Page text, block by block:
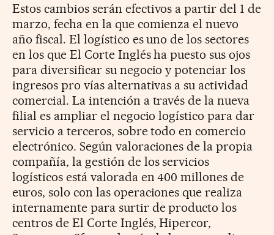
Estos cambios serán efectivos a partir del 1 de
marzo, fecha en la que comienza el nuevo
año fiscal. El logístico es uno de los sectores
en los que El Corte Inglés ha puesto sus ojos
para diversificar su negocio y potenciar los
ingresos pro vías alternativas a su actividad
comercial. La intención a través de la nueva
filial es ampliar el negocio logístico para dar
servicio a terceros, sobre todo en comercio
electrónico. Según valoraciones de la propia
compañía, la gestión de los servicios
logísticos está valorada en 400 millones de
euros, solo con las operaciones que realiza
internamente para surtir de producto los
centros de El Corte Inglés, Hipercor,